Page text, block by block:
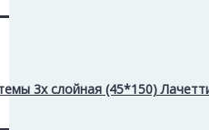
3х слойная (45*150)